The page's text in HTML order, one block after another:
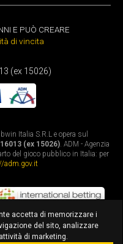
E PUÒ CREARE
di vincita
(ex 15026)
Italia S.R.L e opera sul
(ex 15026). ADM - Agenzia
del gioco pubblico in Italia: per
adm.gov.it
accetta di memorizzare i
del sito, analizzare
di marketing.